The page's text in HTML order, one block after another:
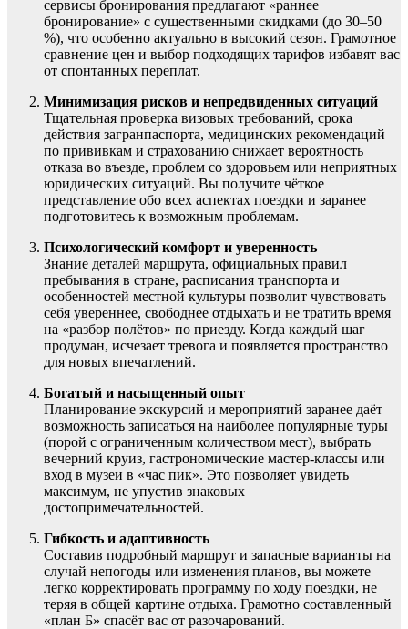
сервисы бронирования предлагают «раннее
бронирование» с существенными скидками (до 30–50
%), что особенно актуально в высокий сезон. Грамотное
сравнение цен и выбор подходящих тарифов избавят вас
от спонтанных переплат.
Минимизация рисков и непредвиденных ситуаций
Тщательная проверка визовых требований, срока
действия загранпаспорта, медицинских рекомендаций
по прививкам и страхованию снижает вероятность
отказа во въезде, проблем со здоровьем или неприятных
юридических ситуаций. Вы получите чёткое
представление обо всех аспектах поездки и заранее
подготовитесь к возможным проблемам.
Психологический комфорт и уверенность
Знание деталей маршрута, официальных правил
пребывания в стране, расписания транспорта и
особенностей местной культуры позволит чувствовать
себя увереннее, свободнее отдыхать и не тратить время
на «разбор полётов» по приезду. Когда каждый шаг
продуман, исчезает тревога и появляется пространство
для новых впечатлений.
Богатый и насыщенный опыт
Планирование экскурсий и мероприятий заранее даёт
возможность записаться на наиболее популярные туры
(порой с ограниченным количеством мест), выбрать
вечерний круиз, гастрономические мастер-классы или
вход в музеи в «час пик». Это позволяет увидеть
максимум, не упустив знаковых
достопримечательностей.
Гибкость и адаптивность
Составив подробный маршрут и запасные варианты на
случай непогоды или изменения планов, вы можете
легко корректировать программу по ходу поездки, не
теряя в общей картине отдыха. Грамотно составленный
«план Б» спасёт вас от разочарований.